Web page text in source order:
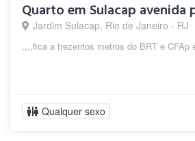
Quarto em Sulacap avenida
Jardim Sulacap, Rio de Janeiro - RJ
,,,,fica a trezentos metros do BRT e CFAp
Qualquer sexo